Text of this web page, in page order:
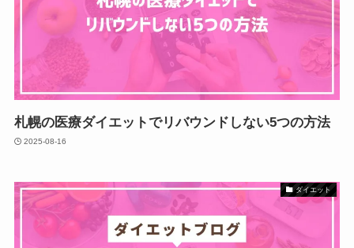
札幌の医療ダイエットでリバウンドしない5つの方法
2025-08-16
ダイエット